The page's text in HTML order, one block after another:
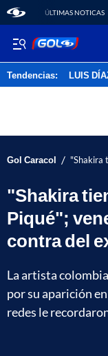
ÚLTIMAS NOTICAS
Tendencias: LUIS
Gol Caracol / "Shakira
"Shakira
Piqué";
contra del
La artista
por su aparición
redes le